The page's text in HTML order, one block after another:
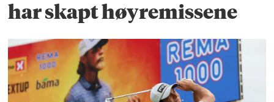
har skapt høyremissene